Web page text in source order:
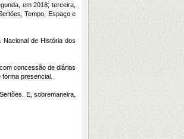
em 2018; terceira,
Tempo, Espaço e
de História dos
concessão de diárias
presencial.
E, sobremaneira,